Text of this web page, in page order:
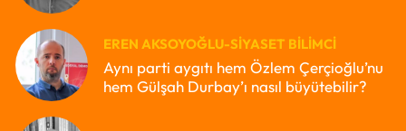
EREN AKSOYOĞLU-SIYASET BILIMCI
Aynı parti aygıtı hem Özlem Çerçioğlu’nu
hem Gülşah Durbay’ı nasıl büyütebilir?